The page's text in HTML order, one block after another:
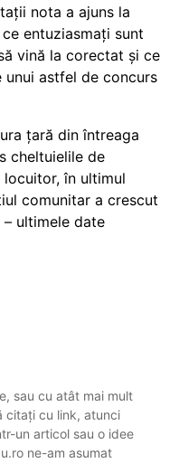
nota a ajuns la
entuziasmați sunt
vină la corectat și ce
unui astfel de concurs
țară din întreaga
cheltuielile de
în ultimul
comunitar a crescut
ultimele date
sau cu atât mai mult
citați cu link, atunci
un articol sau o idee
ne-am asumat